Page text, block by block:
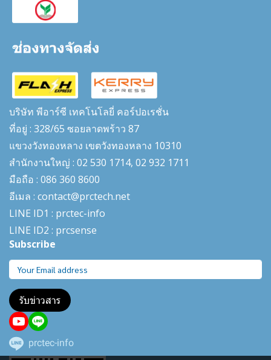
บริษัท พีอาร์ซี เทคโนโลยี่ คอร์ปอเรชั่น
ที่อยู่ : 328/65 ซอยลาดพร้าว 87
แขวงวังทองหลาง เขตวังทองหลาง 10310
สำนักงานใหญ่ : 02 530 1714, 02 932 1711
มือถือ : 086 360 8600
อีเมล : contact@prctech.net
LINE ID1 : prctec-info
LINE ID2 : prcsense
Subscribe
รับข่าวสาร
prctec-info